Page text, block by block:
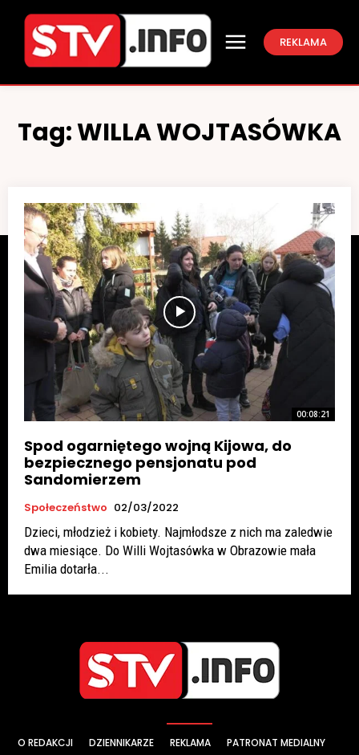
REKLAMA
Tag:WILLA WOJTASÓWKA
00:08:21
Spod ogarniętego wojną Kijowa, do
bezpiecznego pensjonatu pod
Sandomierzem
Społeczeństwo 02/03/2022
Dzieci, młodzież i kobiety. Najmłodsze z nich ma zaledwie
dwa miesiące. Do Willi Wojtasówka w Obrazowie mała
Emilia dotarła...
O REDAKCJI DZIENNIKARZE REKLAMA
PATRONAT MEDIALNY